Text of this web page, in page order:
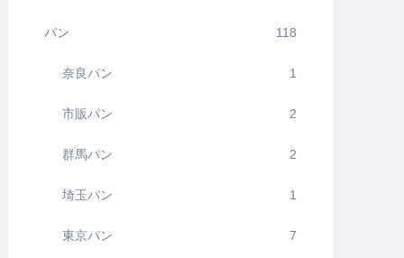
パン 118
奈良パン 1
市販パン 2
群馬パン 2
埼玉パン 1
東京パン 7